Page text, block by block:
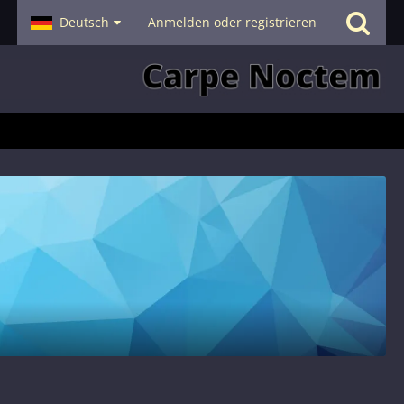
Hilfe
Deutsch Anmelden oder registrieren